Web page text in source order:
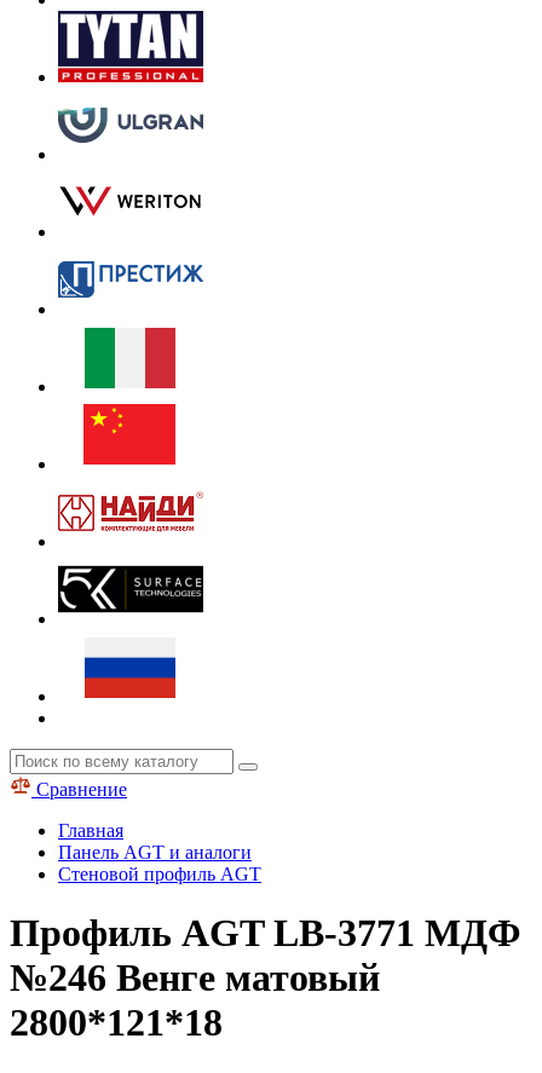
Сравнение
Главная
Панель AGT и аналоги
Стеновой профиль AGT
Профиль AGT LB-3771 МДФ
№246 Венге матовый
2800*121*18